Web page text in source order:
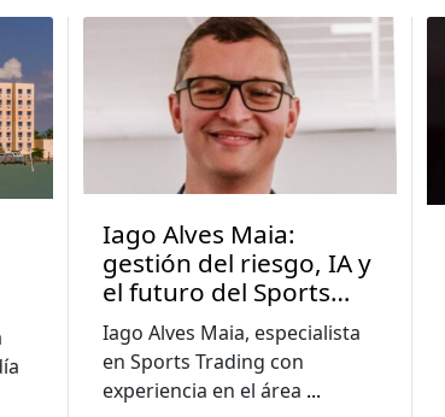
Iago Alves Maia:
gestión del riesgo, IA y
el futuro del Sports
Trading en
Latinoamérica
Iago Alves Maia, especialista
en Sports Trading con
experiencia en el área ...